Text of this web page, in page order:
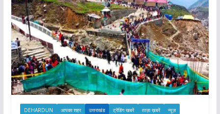
DEHARDUN आपका शहर उत्तराखंड ट्रेंडिंग खबरें ताज़ा ख़बरें
न्यूज़